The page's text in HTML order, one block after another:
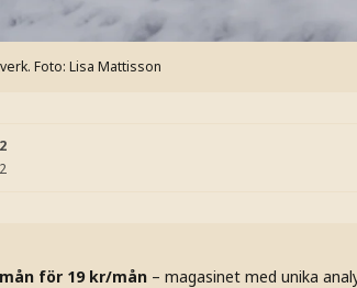
Foto: Lisa Mattisson
för 19 kr/mån – magasinet med unika